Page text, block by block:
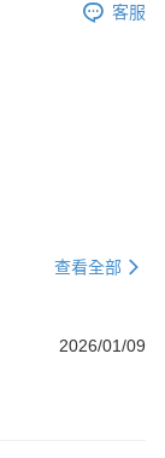
客服
查看全部
2026/01/09